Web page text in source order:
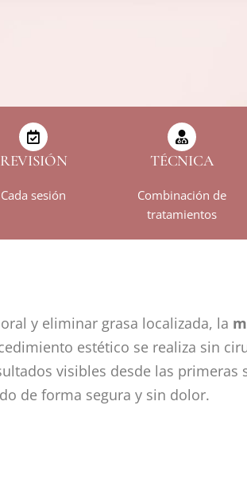
REVISIÓN
Cada sesión
TÉCNICA
Combinación de
tratamientos
y eliminar grasa localizada, la
estético se realiza sin
visibles desde las primeras
de forma segura y sin dolor.